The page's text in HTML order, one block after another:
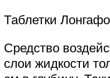
Таблетки
Средство
слои жидкости